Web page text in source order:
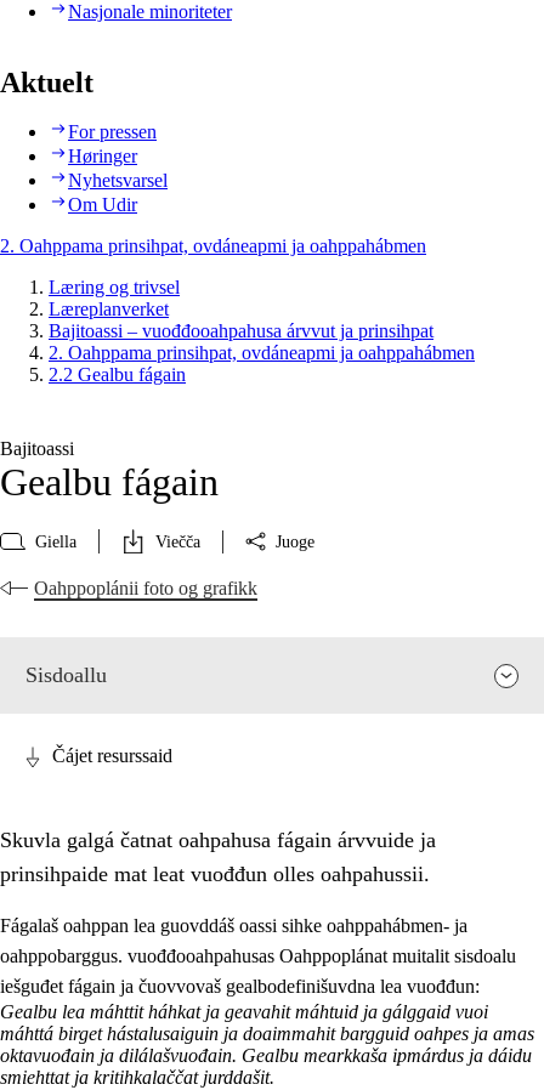
Nasjonale minoriteter
Aktuelt
For pressen
Høringer
Nyhetsvarsel
Om Udir
2. Oahppama prinsihpat, ovdáneapmi ja oahppahábmen
Læring og trivsel
Læreplanverket
Bajitoassi – vuođđooahpahusa árvvut ja prinsihpat
2. Oahppama prinsihpat, ovdáneapmi ja oahppahábmen
2.2 Gealbu fágain
Bajitoassi
Gealbu fágain
Giella Viečča Juoge
Oahppoplánii foto og grafikk
Sisdoallu
2. Oahppama prinsihpat, ovdáneapmi ja oahppahábmen
Čájet resurssaid
Skuvla galgá čatnat oahpahusa fágain árvvuide ja
prinsihpaide mat leat vuođđun olles oahpahussii.
Fágalaš oahppan lea guovddáš oassi sihke oahppahábmen- ja
oahppobarggus. vuođđooahpahusas Oahppoplánat muitalit sisdoalu
iešguđet fágain ja čuovvovaš gealbodefinišuvdna lea vuođđun:
Gealbu lea máhttit háhkat ja geavahit máhtuid ja gálggaid vuoi
máhttá birget hástalusaiguin ja doaimmahit bargguid oahpes ja amas
oktavuođain ja dilálašvuođain. Gealbu mearkkaša ipmárdus ja dáidu
smiehttat ja kritihkalaččat jurddašit.